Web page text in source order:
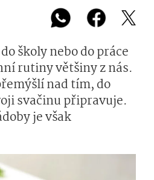
školy nebo do práce
rutiny většiny z nás.
nad tím, do
svačinu připravuje.
je však